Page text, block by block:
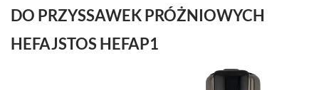
DO PRZYSSAWEK PRÓŻNIOWYCH
HEFAJSTOS HEFAP1